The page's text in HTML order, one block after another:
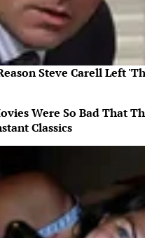
Steve Carell Left
Were So Bad That
Classics